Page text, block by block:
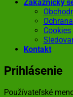
Zákaznícky
Cookies
Kontakt
Prihlásenie
Používateľské